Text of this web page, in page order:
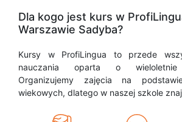
Dla kogo jest kurs w
Warszawie Sadyba?
Kursy w ProfiLingua to przede
nauczania oparta o wieloletnie
Organizujemy zajęcia na
wiekowych, dlatego w naszej szkole